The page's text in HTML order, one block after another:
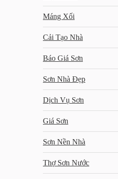
Máng Xối
Cải Tạo Nhà
Báo Giá Sơn
Sơn Nhà Đẹp
Dịch Vụ Sơn
Giá Sơn
Sơn Nền Nhà
Thợ Sơn Nước